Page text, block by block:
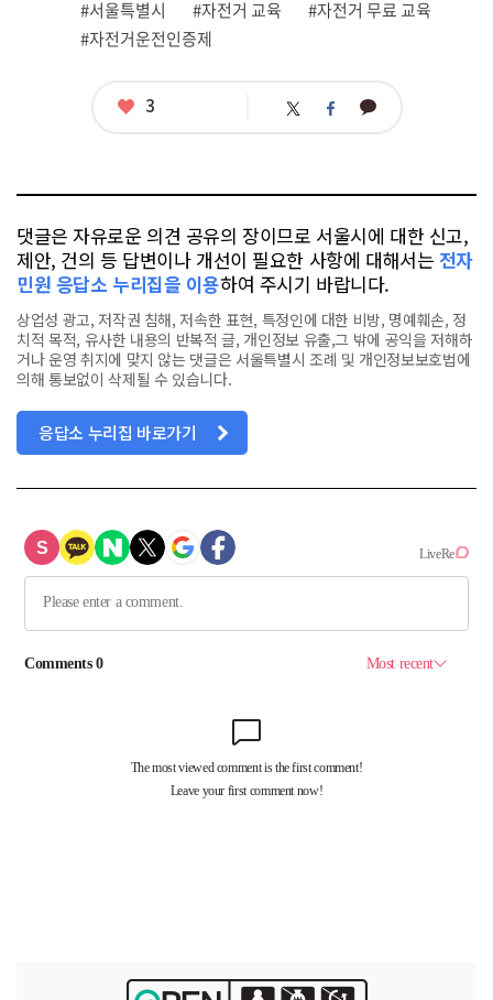
관
련
태
#서울특별시 #자전거 교육
#자전거 무료 교육
#자전거운전인증제
좋
3 트 페 카
댓글은 자유로운 의견 공유의 장이므로 서울시에 대한 신고,
제안, 건의 등 답변이나 개선이 필요한 사항에 대해서는 전자
민원 응답소 누리집을 이용하여 주시기 바랍니다.
상업성 광고, 저작권 침해, 저속한 표현, 특정인에 대한 비방, 명예훼손, 정
치적 목적, 유사한 내용의 반복적 글, 개인정보 유출,그 밖에 공익을 저해하
거나 운영 취지에 맞지 않는 댓글은 서울특별시 조례 및 개인정보보호법에
의해 통보없이 삭제될 수 있습니다.
응답소 누리집 바로가기